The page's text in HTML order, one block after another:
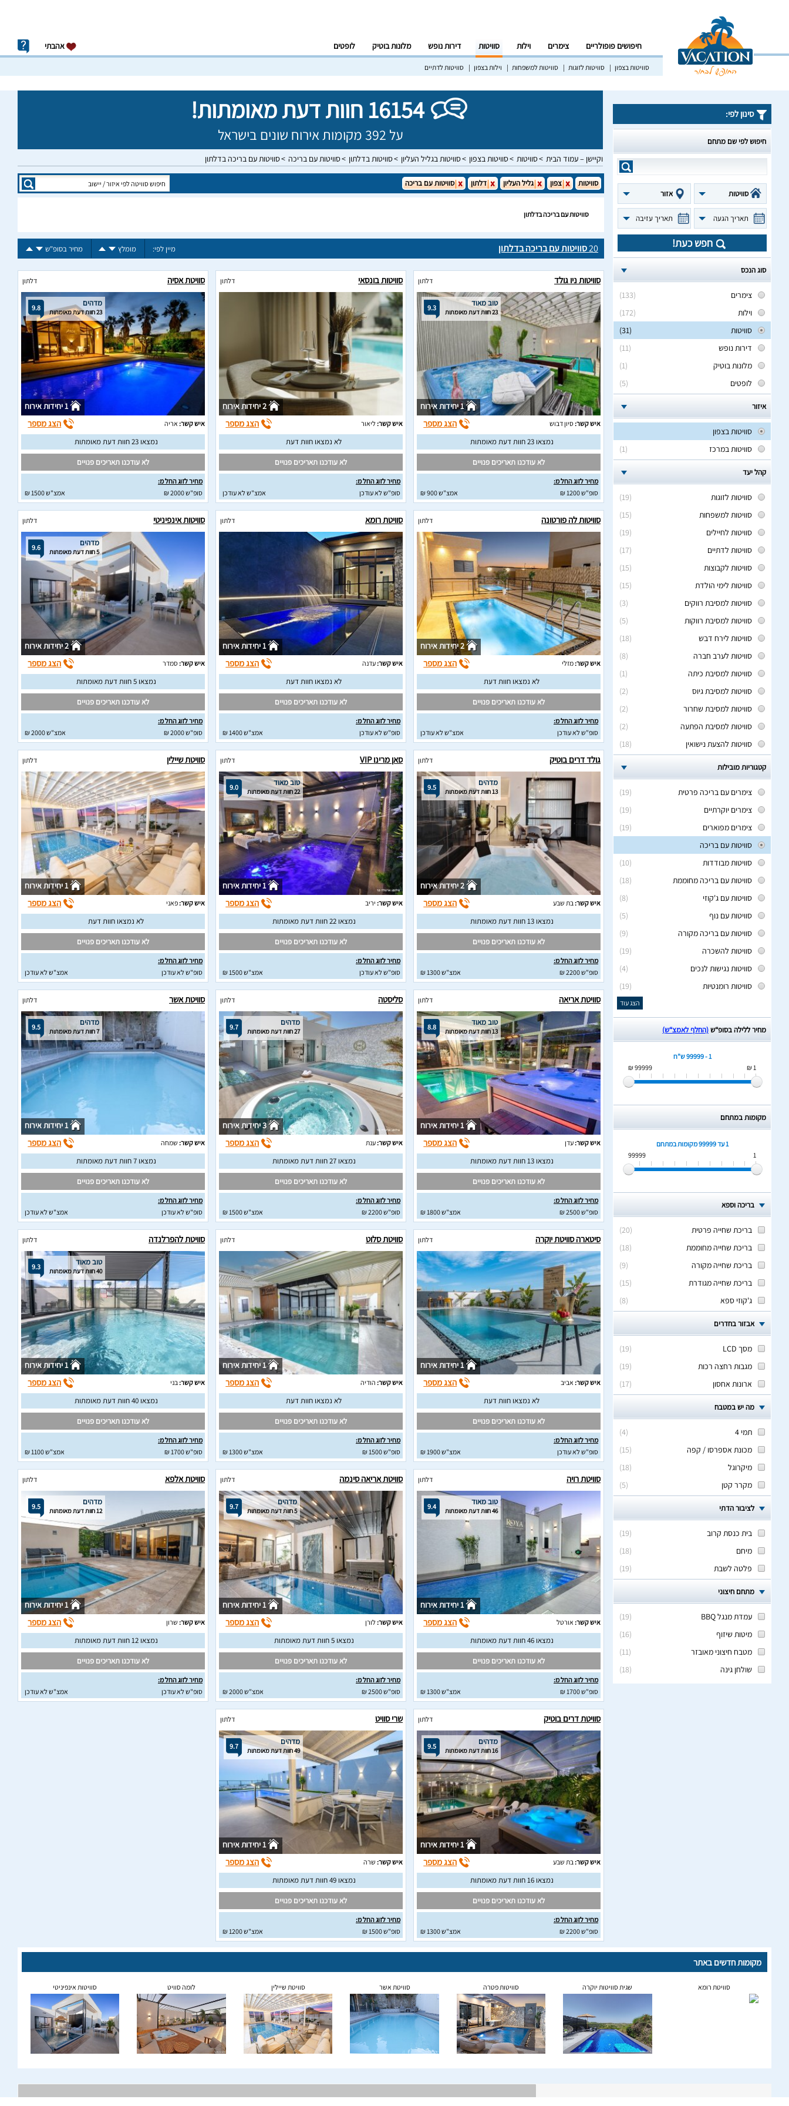
חיפושים פופולריים צימרים וילות סוויטות דירות נופש מלונות בוטיק לופטים אהבתי
סוויטות בצפון סוויטות לזוגות סוויטות למשפחות וילות בצפון סוויטות לדתיים
16154 חוות דעת מאומתות!
על 392 מקומות אירוח שונים בישראל
וקיישן – עמוד הבית סוויטות סוויטות בצפון סוויטות בגליל העליון סוויטות בדלתון סוויטות עם בריכה סוויטות עם בריכה בדלתון
סינון לפי:
חיפוש לפי שם מתחם
סוויטות אזור
תאריך הגעה תאריך עזיבה
חפש כעת!
סוג הנכס
(133)
צימרים
(172)
וילות
(31)
סוויטות
(11)
דירות נופש
(1)
מלונות בוטיק
(5)
לופטים
איזור
סוויטות בצפון
(1)
סוויטות במרכז
קהל יעד
(19)
סוויטות לזוגות
(15)
סוויטות למשפחות
(19)
סוויטות לחיילים
(17)
סוויטות לדתיים
(15)
סוויטות לקבוצות
(15)
סוויטות לימי הולדת
(3)
סוויטות למסיבת רווקים
(5)
סוויטות למסיבת רווקות
(18)
סוויטות לירח דבש
(8)
סוויטות לערב חברה
(1)
סוויטות למסיבת כיתה
(2)
סוויטות למסיבת גיוס
(2)
סוויטות למסיבת שחרור
(2)
סוויטות למסיבת הפתעה
(18)
סוויטות להצעת נישואין
קטגוריות מובילות
(19)
צימרים עם בריכה פרטית
(19)
צימרים יוקרתיים
(19)
צימרים מפוארים
סוויטות עם בריכה
(10)
סוויטות מבודדות
(18)
סוויטות עם בריכה מחוממת
(8)
סוויטות עם ג'קוזי
(5)
סוויטות עם נוף
(9)
סוויטות עם בריכה מקורה
(19)
סוויטות להשכרה
(4)
סוויטות נגישות לנכים
(19)
סוויטות רומנטיות
הצג עוד
מחיר ללילה בסופ“ש(החלף לאמצ“ש)
1 - 99999 ש"ח
1 ₪
99999 ₪
מקומות במתחם
1 עד 99999
מקומות במתחם
1
99999
בריכה וספא
(
20
)
בריכת שחייה פרטית
(
18
)
בריכת שחייה מחוממת
(
9
)
בריכת שחייה מקורה
(
15
)
בריכת שחייה מגודרת
(
8
) ג'קוזי ספא
אבזור בחדרים
(
19
)
מסך LCD
(
19
)
מגבות רחצה רכות
(
17
) ארונות אחסון
מה יש במטבח
(
4
)
תמי 4
(
15
)
מכונת אספרסו / קפה
(
18
)
מיקרוגל
(
5
) מקרר קטן
לציבור הדתי
(
19
)
בית כנסת קרוב
(
18
)
מיחם
(
19
) פלטה לשבת
מתחם חיצוני
(
19
)
עמדת מנגל BBQ
(
16
)
מיטות שיזוף
(
11
)
מטבח חיצוני מאובזר
(
18
) שולחן גינה
סוויטות צפון גליל העליון דלתון סוויטות עם בריכה
סוויטות עם בריכה בדלתון
20סוויטות עם בריכה בדלתון מיין לפי: מומלץ מחיר בסופ"ש
סוויטות ניו גולד דלתון
9.3 טוב מאוד
23 חוות דעת מאומתות
1 יחידות אירוח
איש קשר:סיון דבוש הצג מספר
נמצאו 23 חוות דעת מאומתות
לא עודכנו תאריכים פנויים
מחיר לזוג החל מ:
סופ"ש 1200 ₪
אמצ"ש 900 ₪
סוויטות בונסאי דלתון
2 יחידות אירוח
איש קשר:ליאור הצג מספר
לא נמצאו חוות דעת
לא עודכנו תאריכים פנויים
מחיר לזוג החל מ:
סופ"ש לא עודכן
אמצ"ש לא עודכן
סוויטת אסיה דלתון
9.8 מדהים
23 חוות דעת מאומתות
1 יחידות אירוח
איש קשר: אריה הצג מספר
נמצאו 23 חוות דעת מאומתות
לא עודכנו תאריכים פנויים
מחיר לזוג החל מ:
סופ"ש 2000 ₪
אמצ"ש 1500 ₪
סוויטות לה פורטונה דלתון
2 יחידות אירוח
איש קשר:מזלי הצג מספר
לא נמצאו חוות דעת
לא עודכנו תאריכים פנויים
מחיר לזוג החל מ:
סופ"ש לא עודכן
אמצ"ש לא עודכן
סוויטת רומא דלתון
1 יחידות אירוח
איש קשר:עדנה הצג מספר
לא נמצאו חוות דעת
לא עודכנו תאריכים פנויים
מחיר לזוג החל מ:
סופ"ש לא עודכן
אמצ"ש 1400 ₪
סוויטות אינפיניטי דלתון
9.6 מדהים
5 חוות דעת מאומתות
2 יחידות אירוח
איש קשר:סמדר הצג מספר
נמצאו 5 חוות דעת מאומתות
לא עודכנו תאריכים פנויים
מחיר לזוג החל מ:
סופ"ש 2000 ₪
אמצ"ש 2000 ₪
גולד דרים בוטיק דלתון
9.5 מדהים
13 חוות דעת מאומתות
2 יחידות אירוח
איש קשר:בת שבע הצג מספר
נמצאו 13 חוות דעת מאומתות
לא עודכנו תאריכים פנויים
מחיר לזוג החל מ:
סופ"ש 2200 ₪
אמצ"ש 1300 ₪
סאן מרינו VIP דלתון
9.0 טוב מאוד
22 חוות דעת מאומתות
1 יחידות אירוח
איש קשר: יריב הצג מספר
נמצאו 22 חוות דעת מאומתות
לא עודכנו תאריכים פנויים
מחיר לזוג החל מ:
סופ"ש לא עודכן
אמצ"ש 1500 ₪
סוויטת שיילין דלתון
1 יחידות אירוח
איש קשר:פאני הצג מספר
לא נמצאו חוות דעת
לא עודכנו תאריכים פנויים
מחיר לזוג החל מ:
סופ"ש לא עודכן
אמצ"ש לא עודכן
סוויטת אריאה דלתון
8.8 טוב מאוד
13 חוות דעת מאומתות
1 יחידות אירוח
איש קשר:עדן הצג מספר
נמצאו 13 חוות דעת מאומתות
לא עודכנו תאריכים פנויים
מחיר לזוג החל מ:
סופ"ש 2500 ₪
אמצ"ש 1800 ₪
סליסטה דלתון
9.7 מדהים
27 חוות דעת מאומתות
3 יחידות אירוח
איש קשר:ענת הצג מספר
נמצאו 27 חוות דעת מאומתות
לא עודכנו תאריכים פנויים
מחיר לזוג החל מ:
סופ"ש 2200 ₪
אמצ"ש 1500 ₪
סוויטת אשר דלתון
9.5 מדהים
7 חוות דעת מאומתות
1 יחידות אירוח
איש קשר: שמחה הצג מספר
נמצאו 7 חוות דעת מאומתות
לא עודכנו תאריכים פנויים
מחיר לזוג החל מ:
סופ"ש לא עודכן
אמצ"ש לא עודכן
סיטארה סוויטת יוקרה דלתון
1 יחידות אירוח
איש קשר: אביב הצג מספר
לא נמצאו חוות דעת
לא עודכנו תאריכים פנויים
מחיר לזוג החל מ:
סופ"ש לא עודכן
אמצ"ש 1900 ₪
סוויטת סלוט דלתון
1 יחידות אירוח
איש קשר: הודיה הצג מספר
לא נמצאו חוות דעת
לא עודכנו תאריכים פנויים
מחיר לזוג החל מ:
סופ"ש 1500 ₪
אמצ"ש 1300 ₪
סוויטת להפרלנדה דלתון
9.3 טוב מאוד
40 חוות דעת מאומתות
1 יחידות אירוח
איש קשר:בני הצג מספר
נמצאו 40 חוות דעת מאומתות
לא עודכנו תאריכים פנויים
מחיר לזוג החל מ:
סופ"ש 1700 ₪
אמצ"ש 1100 ₪
סוויטת רויה דלתון
9.4 טוב מאוד
46 חוות דעת מאומתות
1 יחידות אירוח
איש קשר: אורטל הצג מספר
נמצאו 46 חוות דעת מאומתות
לא עודכנו תאריכים פנויים
מחיר לזוג החל מ:
סופ"ש 1700 ₪
אמצ"ש 1300 ₪
סוויטת אריאה סינמה דלתון
9.7 מדהים
5 חוות דעת מאומתות
1 יחידות אירוח
איש קשר:לורן הצג מספר
נמצאו 5 חוות דעת מאומתות
לא עודכנו תאריכים פנויים
מחיר לזוג החל מ:
סופ"ש 2500 ₪
אמצ"ש 2000 ₪
סוויטת אלפא דלתון
9.5 מדהים
12 חוות דעת מאומתות
1 יחידות אירוח
איש קשר: שרון הצג מספר
נמצאו 12 חוות דעת מאומתות
לא עודכנו תאריכים פנויים
מחיר לזוג החל מ:
סופ"ש לא עודכן
אמצ"ש לא עודכן
סוויטת דרים בוטיק דלתון
9.5 מדהים
16 חוות דעת מאומתות
1 יחידות אירוח
איש קשר:בת שבע הצג מספר
נמצאו 16 חוות דעת מאומתות
לא עודכנו תאריכים פנויים
מחיר לזוג החל מ:
סופ"ש 2200 ₪
אמצ"ש 1300 ₪
שרי סוויט דלתון
9.7 מדהים
49 חוות דעת מאומתות
1 יחידות אירוח
איש קשר: שרה הצג מספר
נמצאו 49 חוות דעת מאומתות
לא עודכנו תאריכים פנויים
מחיר לזוג החל מ:
סופ"ש 1500 ₪
אמצ"ש 1200 ₪
מקומות חדשים באתר
סוויטת רומא שגית סוויטות יוקרה סוויטות פטרה סוויטת אשר סוויטת שיילין לומה סוויט סוויטות אינפיניטי